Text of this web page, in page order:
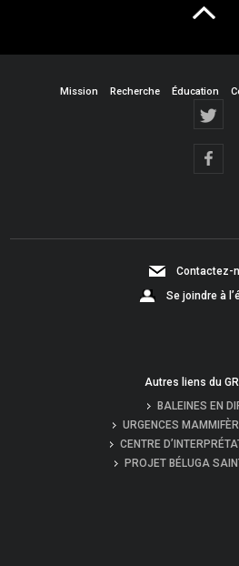
Mission Recherche Éducation
Contactez-
Se joindre à
Autres liens du
BALEINES EN
URGENCES
CENTRE
PROJET BÉLUGA